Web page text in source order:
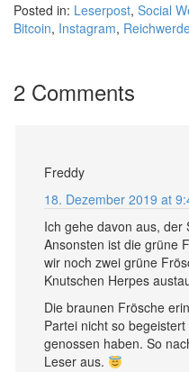
Posted in: Leserpost, Social
Bitcoin, Instagram,
2 Comments
Freddy
18. Dezember 2019 at
Ich gehe davon aus, der
Ansonsten ist die grüne
wir noch zwei grüne
Knutschen Herpes
Die braunen Frösche
Partei nicht so
genossen haben. So
Leser aus.